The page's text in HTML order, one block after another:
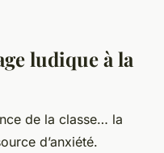
ludique à la
de la classe… la
d’anxiété.